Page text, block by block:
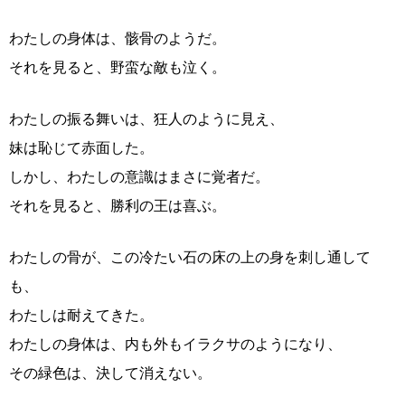
わたしの身体は、骸骨のようだ。
それを見ると、野蛮な敵も泣く。
わたしの振る舞いは、狂人のように見え、
妹は恥じて赤面した。
しかし、わたしの意識はまさに覚者だ。
それを見ると、勝利の王は喜ぶ。
わたしの骨が、この冷たい石の床の上の身を刺し通して
も、
わたしは耐えてきた。
わたしの身体は、内も外もイラクサのようになり、
その緑色は、決して消えない。